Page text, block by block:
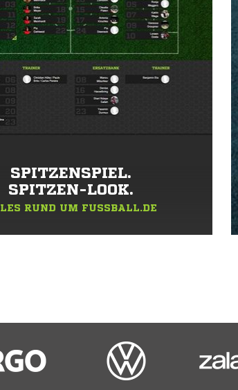
SPITZENSPIEL.
SPITZEN-LOOK.
RUND UM FUSSBALL.DE